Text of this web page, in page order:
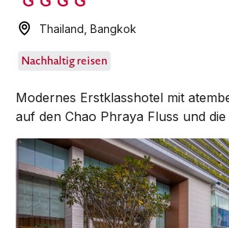
Thailand ,Bangkok
Nachhaltig reisen
Modernes Erstklasshotel mit
auf den Chao Phraya Fluss und die